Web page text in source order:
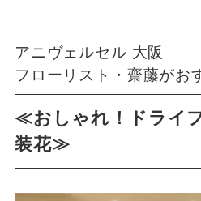
アニヴェルセル 大阪
フローリスト・齋藤がお
≪おしゃれ！ドライ
装花≫